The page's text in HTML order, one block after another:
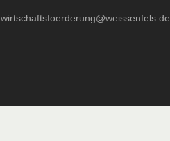
wirtschaftsfoerderung@weissenfels.de